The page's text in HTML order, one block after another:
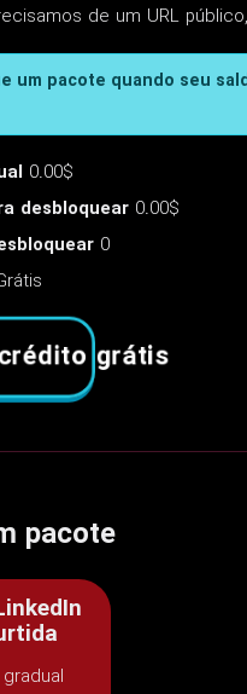
de um URL
pacote quando seu
0.00$
desbloquear 0.00$
0
grátis
pacote